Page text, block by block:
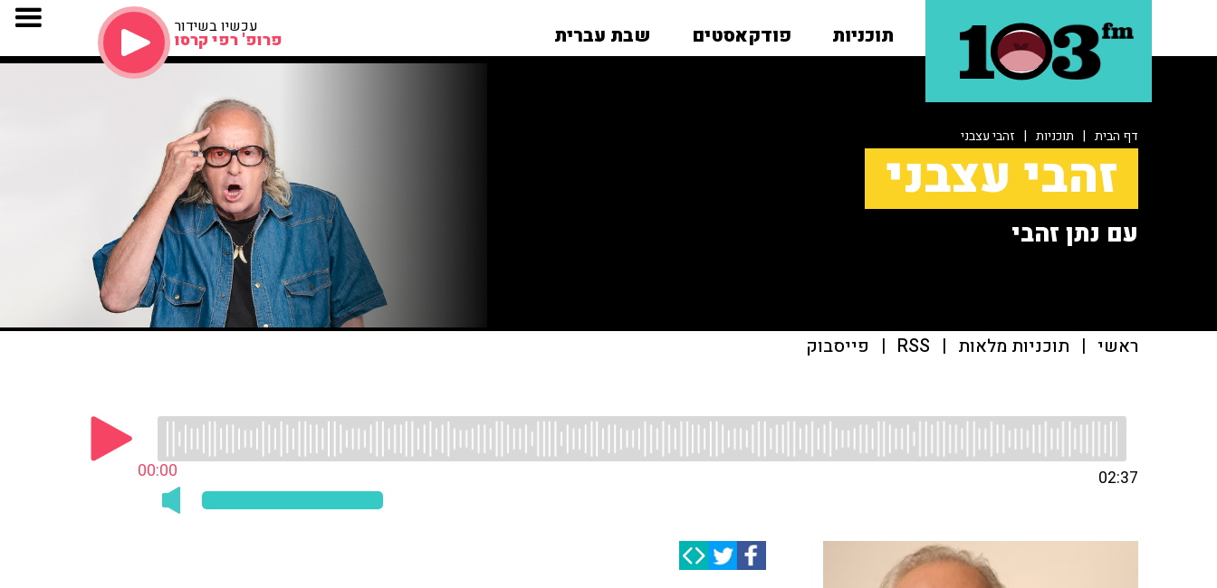
תוכניות פודקאסטים שבת עברית עכשיו בשידור
פרופ' רפי קרסו
דף הבית | תוכניות | זהבי עצבני
זהבי עצבני
עם נתן זהבי
ראשי | תוכניות מלאות |
RSS
| פייסבוק
00:00 02:37